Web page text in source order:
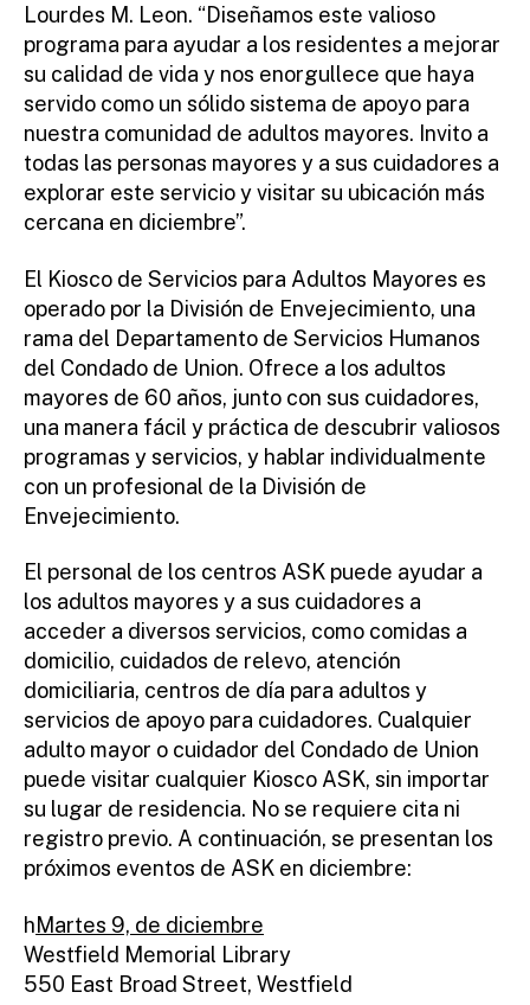
Lourdes M. Leon. “Diseñamos este valioso
programa para ayudar a los residentes a mejorar
su calidad de vida y nos enorgullece que haya
servido como un sólido sistema de apoyo para
nuestra comunidad de adultos mayores. Invito a
todas las personas mayores y a sus cuidadores a
explorar este servicio y visitar su ubicación más
cercana en diciembre”.
El Kiosco de Servicios para Adultos Mayores es
operado por la División de Envejecimiento, una
rama del Departamento de Servicios Humanos
del Condado de Union. Ofrece a los adultos
mayores de 60 años, junto con sus cuidadores,
una manera fácil y práctica de descubrir valiosos
programas y servicios, y hablar individualmente
con un profesional de la División de
Envejecimiento.
El personal de los centros ASK puede ayudar a
los adultos mayores y a sus cuidadores a
acceder a diversos servicios, como comidas a
domicilio, cuidados de relevo, atención
domiciliaria, centros de día para adultos y
servicios de apoyo para cuidadores. Cualquier
adulto mayor o cuidador del Condado de Union
puede visitar cualquier Kiosco ASK, sin importar
su lugar de residencia. No se requiere cita ni
registro previo. A continuación, se presentan los
próximos eventos de ASK en diciembre:
hMartes 9, de diciembre
Westfield Memorial Library
550 East Broad Street, Westfield